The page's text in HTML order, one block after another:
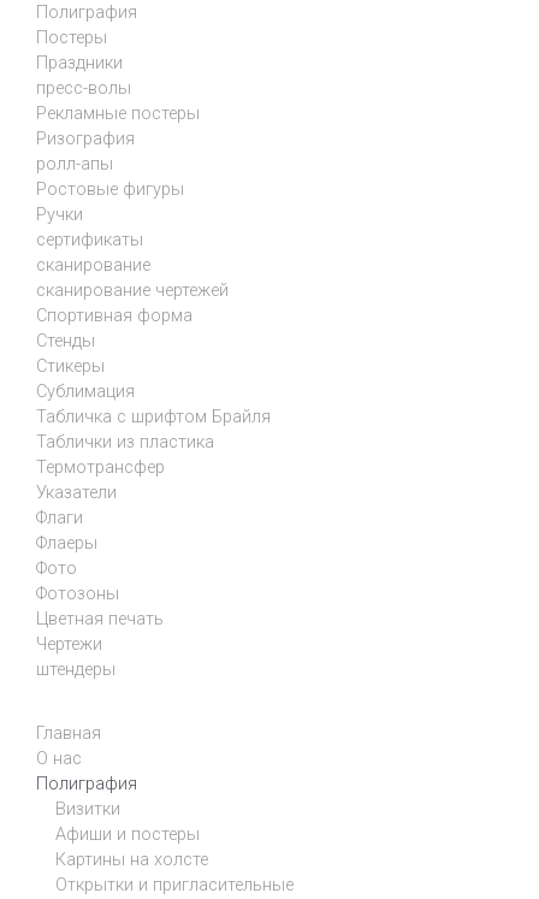
Полиграфия
Постеры
Праздники
пресс-волы
Рекламные постеры
Ризография
ролл-апы
Ростовые фигуры
Ручки
сертификаты
сканирование
сканирование чертежей
Спортивная форма
Стенды
Стикеры
Сублимация
Табличка с шрифтом Брайля
Таблички из пластика
Термотрансфер
Указатели
Флаги
Флаеры
Фото
Фотозоны
Цветная печать
Чертежи
штендеры
Главная
О нас
Полиграфия
Визитки
Афиши и постеры
Картины на холсте
Открытки и пригласительные